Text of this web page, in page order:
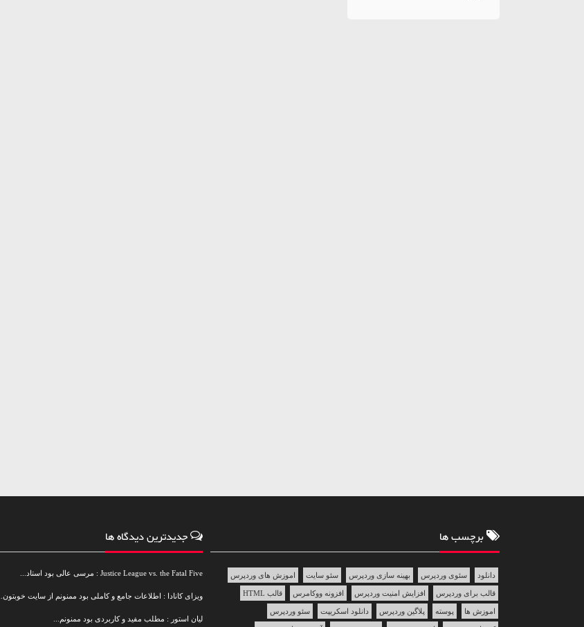
جدیدترین دیدگاه ها
Justice League vs. the Fatal Five : مرسی عالی بود استاد...
ویزای کانادا : اطلاعات جامع و کاملی بود ممنونم از سایت خوبتون...
لیان استور : مطلب مفید و کاربردی بود ممنونم...
برچسب ها
دانلود سئوی وردپرس بهینه سازی وردپرس سئو سایت اموزش های وردپرس
قالب برای وردپرس افزایش امنیت وردپرس افزونه ووکامرس قالب HTML
اموزش ها پوسته پلاگین وردپرس دانلود اسکریپت سئو وردپرس